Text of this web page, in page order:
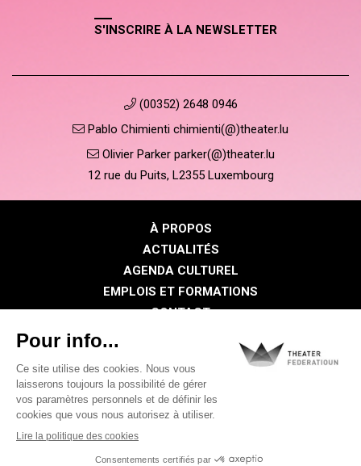
S'INSCRIRE À LA NEWSLETTER
(00352) 2648 0946
Pablo Chimienti chimienti(@)theater.lu
Olivier Parker parker(@)theater.lu
12 rue du Puits, L2355 Luxembourg
À PROPOS
ACTUALITÉS
AGENDA CULTUREL
EMPLOIS ET FORMATIONS
CONTACT
Politique de confidentialité
Politique des cookies